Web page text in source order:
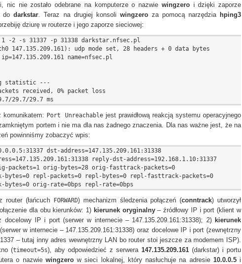
nic nie zostało odebrane na komputerze o nazwie wingzeroi dzięki zaporze
dodarkstar. Teraz na drugiej konsoli wingzeroza pomocą narzędzia hping3
dziurę w routerze i jego zaporze sieciowej:
1 -2 -s 31337 -p 31338 darkstar.nfsec.pl
147.135.209.161): udp mode set, 28 headers + 0 data bytes
name=nfsec.pl
statistic ---
received, 0% packet loss
komunikatem: Port Unreachablejest prawidłową reakcją systemu operacyjnego
portem i nie ma dla nas żadnego znaczenia. Dla nas ważne jest, że na
powinniśmy zobaczyć wpis:
dst-address=147.135.209.161:31338
reply-dst-address=192.168.1.10:31337
packets=1 orig-bytes=28 orig-fasttrack-packets=0
bytes=0 repl-packets=0 repl-bytes=0 repl-fasttrack-packets=0
router (łańcuch FORWARD) mechanizm śledzenia połączeń (conntrack) utworzył
dla obu kierunków: 1) kierunek oryginalny– źródłowy IP i port (klient w
docelowy IP i port (serwer w internecie – 147.135.209.161:31338); 2) kierunek
w internecie – 147.135.209.161:31338) oraz docelowe IP i port (zewnętrzny
– tutaj inny adres wewnętrzny LAN bo router stoi jeszcze za modemem ISP).
(timeout=5s), aby odpowiedzieć z serwera 147.135.209.161 (darkstar) i portu
o nazwie wingzerow sieci lokalnej, który nasłuchuje na adresie 10.0.0.5i